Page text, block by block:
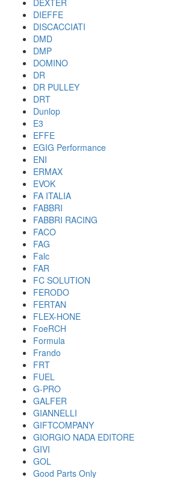
DEXTER
DIEFFE
DISCACCIATI
DMD
DMP
DOMINO
DR
DR PULLEY
DRT
Dunlop
E3
EFFE
EGIG Performance
ENI
ERMAX
EVOK
FA ITALIA
FABBRI
FABBRI RACING
FACO
FAG
Falc
FAR
FC SOLUTION
FERODO
FERTAN
FLEX-HONE
FoeRCH
Formula
Frando
FRT
FUEL
G-PRO
GALFER
GIANNELLI
GIFTCOMPANY
GIORGIO NADA EDITORE
GIVI
GOL
Good Parts Only